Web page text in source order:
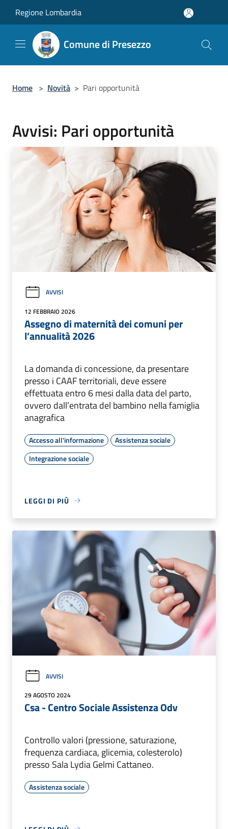
Regione Lombardia
Comune di Presezzo
Home > Novità > Pari opportunità
Avvisi: Pari opportunità
AVVISI
12 FEBBRAIO 2026
Assegno di maternità dei comuni per
l’annualità 2026
La domanda di concessione, da presentare
presso i CAAF territoriali, deve essere
effettuata entro 6 mesi dalla data del parto,
ovvero dall’entrata del bambino nella famiglia
anagrafica
Accesso all'informazione
Assistenza sociale
Integrazione sociale
LEGGI DI PIÙ
AVVISI
29 AGOSTO 2024
Csa - Centro Sociale Assistenza Odv
Controllo valori (pressione, saturazione,
frequenza cardiaca, glicemia, colesterolo)
presso Sala Lydia Gelmi Cattaneo.
Assistenza sociale